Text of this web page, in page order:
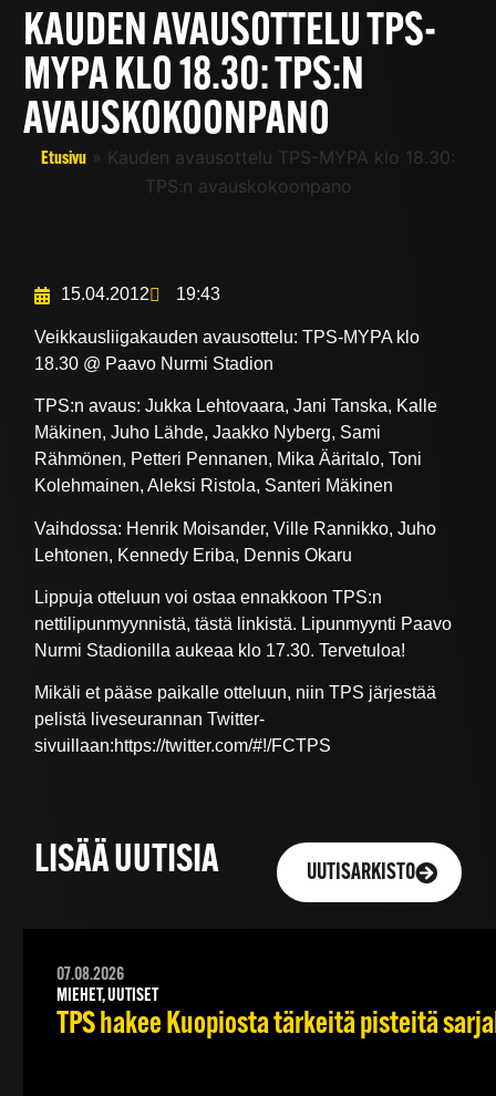
KAUDEN AVAUSOTTELU TPS-
MYPA KLO 18.30: TPS:N
AVAUSKOKOONPANO
Etusivu » Kauden avausottelu TPS-MYPA klo 18.30:
TPS:n avauskokoonpano
15.04.2012 19:43
Veikkausliigakauden avausottelu: TPS-MYPA klo
18.30 @ Paavo Nurmi Stadion
TPS:n avaus: Jukka Lehtovaara, Jani Tanska, Kalle
Mäkinen, Juho Lähde, Jaakko Nyberg, Sami
Rähmönen, Petteri Pennanen, Mika Ääritalo, Toni
Kolehmainen, Aleksi Ristola, Santeri Mäkinen
Vaihdossa: Henrik Moisander, Ville Rannikko, Juho
Lehtonen, Kennedy Eriba, Dennis Okaru
Lippuja otteluun voi ostaa ennakkoon TPS:n
nettilipunmyynnistä, tästä linkistä. Lipunmyynti Paavo
Nurmi Stadionilla aukeaa klo 17.30. Tervetuloa!
Mikäli et pääse paikalle otteluun, niin TPS järjestää
pelistä liveseurannan Twitter-
sivuillaan:https://twitter.com/#!/FCTPS
LISÄÄ UUTISIA UUTISARKISTO
07.08.2026
MIEHET, UUTISET
TPS hakee Kuopiosta tärkeitä pisteitä